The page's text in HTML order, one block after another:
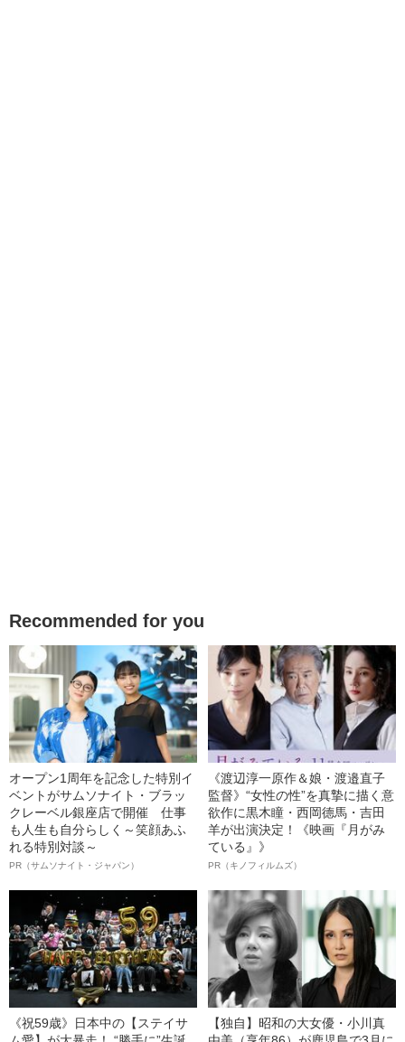
Recommended for you
オープン1周年を記念した特別イ
ベントがサムソナイト・ブラッ
クレーベル銀座店で開催 仕事
も人生も自分らしく～笑顔あふ
れる特別対談～
PR（サムソナイト・ジャパン）
《渡辺淳一原作＆娘・渡邉直子
監督》“女性の性”を真摯に描く意
欲作に黒木瞳・西岡德馬・吉田
羊が出演決定！《映画『月がみ
ている』》
PR（キノフィルムズ）
《祝59歳》日本中の【ステイサ
【独自】昭和の大女優・小川真